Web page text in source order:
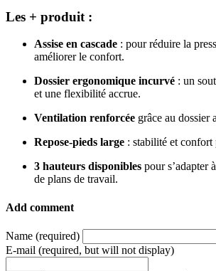
Les + produit :
Assise en cascade : pour réduire la
améliorer le confort.
Dossier ergonomique incurvé : un
et une flexibilité accrue.
Ventilation renforcée grâce au dossier
Repose-pieds large : stabilité et confort
3 hauteurs disponibles pour s’adapter
de plans de travail.
Add comment
Name (required)
E-mail (required, but will not display)